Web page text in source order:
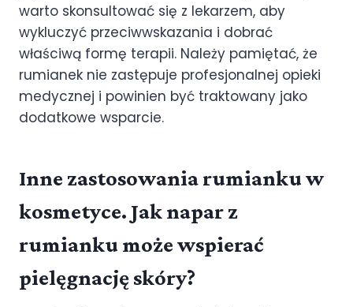
warto skonsultować się z lekarzem, aby
wykluczyć przeciwwskazania i dobrać
właściwą formę terapii. Należy pamiętać, że
rumianek nie zastępuje profesjonalnej opieki
medycznej i powinien być traktowany jako
dodatkowe wsparcie.
Inne zastosowania rumianku w
kosmetyce. Jak napar z
rumianku może wspierać
pielęgnację skóry?